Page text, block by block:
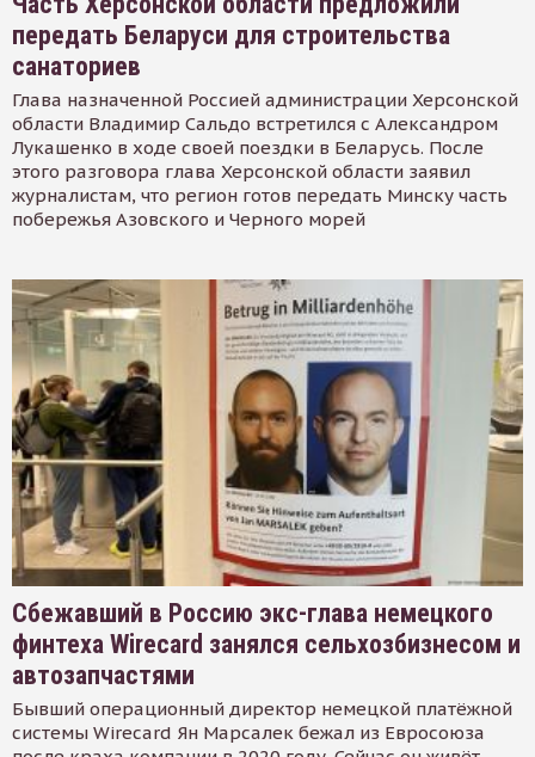
передать Беларуси для строительства
санаториев
Глава назначенной Россией администрации Херсонской
области Владимир Сальдо встретился с Александром
Лукашенко в ходе своей поездки в Беларусь. После
этого разговора глава Херсонской области заявил
журналистам, что регион готов передать Минску часть
побережья Азовского и Черного морей
Сбежавший в Россию экс-глава немецкого
финтеха Wirecard занялся сельхозбизнесом и
автозапчастями
Бывший операционный директор немецкой платёжной
системы Wirecard Ян Марсалек бежал из Евросоюза